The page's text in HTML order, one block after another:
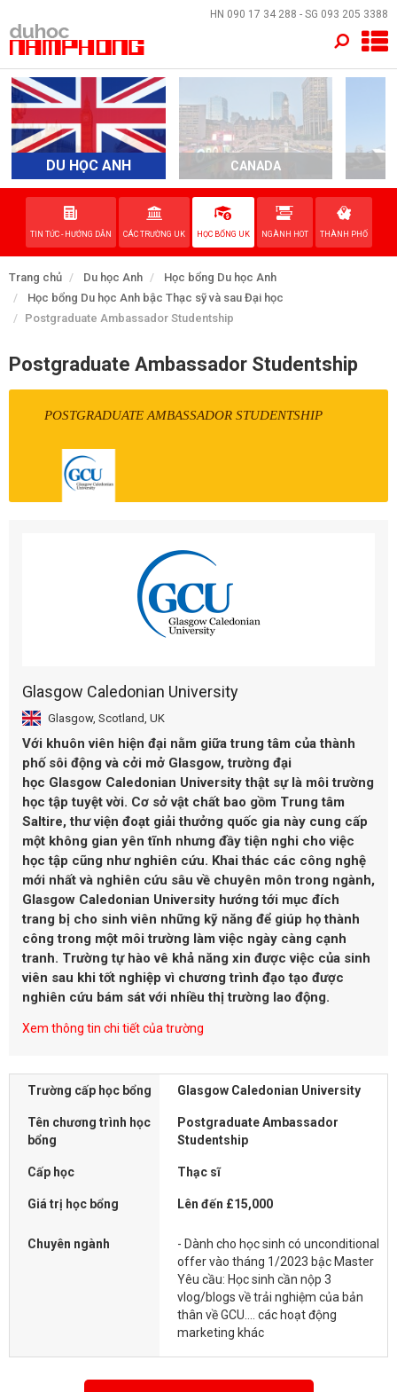
HN 090 17 34 288 - SG 093 205 3388
DU HỌC ANH CANADA
TIN TỨC - HƯỚNG DẪN CÁC TRƯỜNG UK HỌC BỔNG UK NGÀNH HOT THÀNH PHỐ
Trang chủ Du học Anh
Học bổng Du học Anh
Học bổng Du học Anh bậc Thạc sỹ và sau Đại học
Postgraduate Ambassador Studentship
Postgraduate Ambassador Studentship
POSTGRADUATE AMBASSADOR STUDENTSHIP
Glasgow Caledonian University
Glasgow, Scotland, UK
Với khuôn viên hiện đại nằm giữa trung tâm của thành
phố sôi động và cởi mở Glasgow, trường đại
học Glasgow Caledonian Universitythật sự là môi trường
học tập tuyệt vời. Cơ sở vật chất bao gồm Trung tâm
Saltire, thư viện đoạt giải thưởng quốc gia này cung cấp
một không gian yên tĩnh nhưng đầy tiện nghi cho việc
học tập cũng như nghiên cứu. Khai thác các công nghệ
mới nhất và nghiên cứu sâu về chuyên môn trong ngành,
Glasgow Caledonian University hướng tới mục đích
trang bị cho sinh viên những kỹ năng để giúp họ thành
công trong một môi trường làm việc ngày càng cạnh
tranh. Trường tự hào vê khả năng xin được việc của sinh
viên sau khi tốt nghiệp vì chương trình đạo tạo được
nghiên cứu bám sát với nhiều thị trường lao động.
Xem thông tin chi tiết của trường
Trường cấp học bổng Glasgow Caledonian University
Tên chương trình học
bổng
Postgraduate Ambassador
Studentship
Cấp học Thạc sĩ
Giá trị học bổng Lên đến £15,000
Chuyên ngành
- Dành cho học sinh có unconditional
offer vào tháng 1/2023 bậc Master
Yêu cầu: Học sinh cần nộp 3
vlog/blogs về trải nghiệm của bản
thân về GCU.... các hoạt động
marketing khác
×
TRANG CHỦ
QUỐC GIA
EVENTS
DỊCH VỤ
VỀ NAM PHONG
LIÊN HỆ